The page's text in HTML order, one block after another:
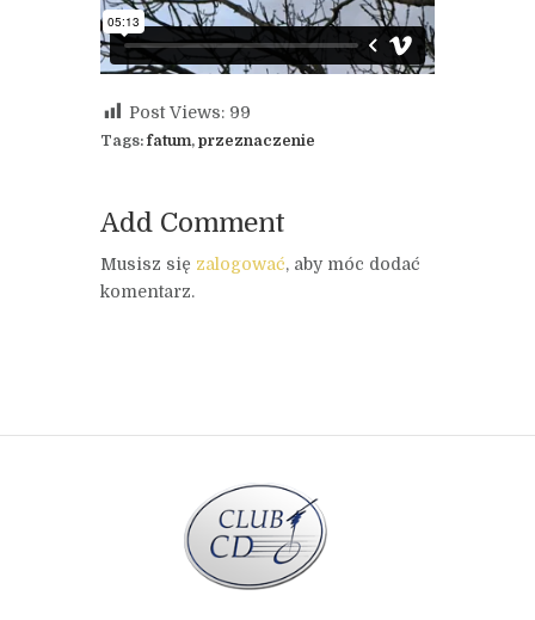
Post Views: 99
Tags:fatum, przeznaczenie
Add Comment
Musisz się zalogować, aby móc dodać
komentarz.